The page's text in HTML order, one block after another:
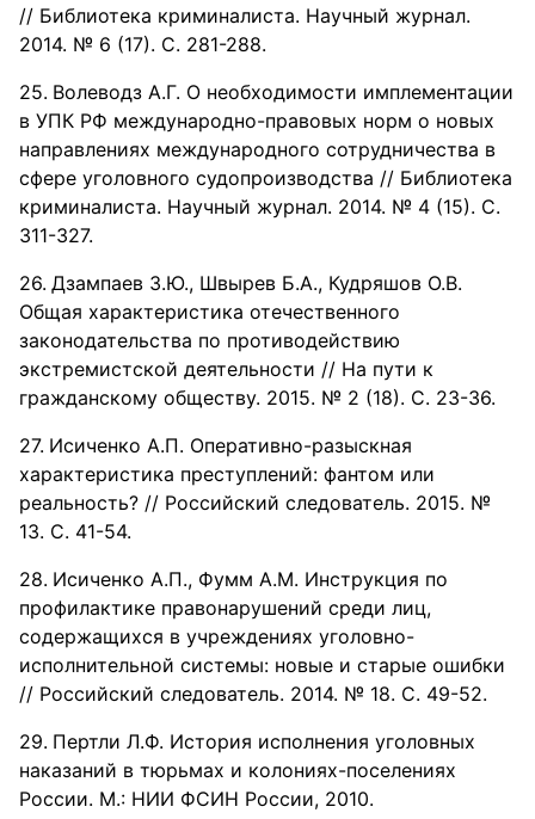
// Библиотека криминалиста. Научный журнал.
2014. № 6 (17). С. 281-288.
Волеводз А.Г. О необходимости имплементации
в УПК РФ международно-правовых норм о новых
направлениях международного сотрудничества в
сфере уголовного судопроизводства // Библиотека
криминалиста. Научный журнал. 2014. № 4 (15). С.
311-327.
Дзампаев З.Ю., Швырев Б.А., Кудряшов О.В.
Общая характеристика отечественного
законодательства по противодействию
экстремистской деятельности // На пути к
гражданскому обществу. 2015. № 2 (18). С. 23-36.
Исиченко А.П. Оперативно-разыскная
характеристика преступлений: фантом или
реальность? // Российский следователь. 2015. №
13. С. 41-54.
Исиченко А.П., Фумм А.М. Инструкция по
профилактике правонарушений среди лиц,
содержащихся в учреждениях уголовно-
исполнительной системы: новые и старые ошибки
// Российский следователь. 2014. № 18. С. 49-52.
Пертли Л.Ф. История исполнения уголовных
наказаний в тюрьмах и колониях-поселениях
России. М.: НИИ ФСИН России, 2010.